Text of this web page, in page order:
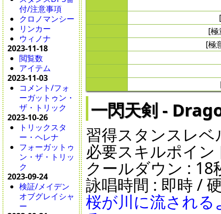
付/注意事項
クロノマンシー
リンカー
ウィノナ
2023-11-18
閲覧数
アイテム
2023-11-03
コメント/フォ
ーガットゥン・
ザ・トリック
2023-10-26
トリックスタ
ー・ヘレナ
フォーガットゥ
ン・ザ・トリッ
ク
2023-09-24
検証/メイデン
オブグレイシャ
ー
[極
[極
一閃天剣 -
習得スタンスレベ
必要スキルポイン
クールダウン : 18
詠唱時間 : 即時 /
桜が川に流され